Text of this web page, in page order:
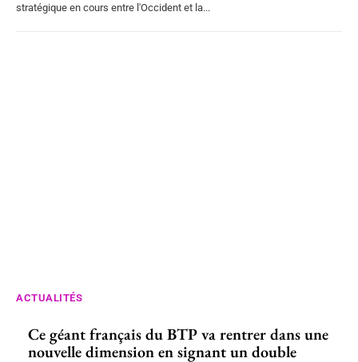
stratégique en cours entre l'Occident et la...
ACTUALITÉS
Ce géant français du BTP va rentrer dans une
nouvelle dimension en signant un double